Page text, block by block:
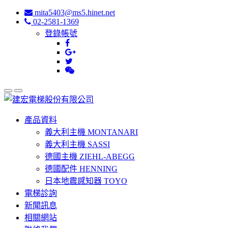
mita5403@ms5.hinet.net
02-2581-1369
登錄帳號
產品資料
義大利主機 MONTANARI
義大利主機 SASSI
德國主機 ZIEHL-ABEGG
德國配件 HENNING
日本地震感知器 TOYO
電梯診詢
新聞訊息
相關網站